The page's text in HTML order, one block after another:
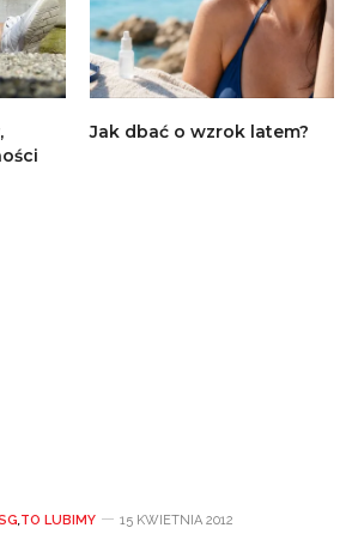
Jak dbać o wzrok latem?
,TO LUBIMY 15 KWIETNIA 2012